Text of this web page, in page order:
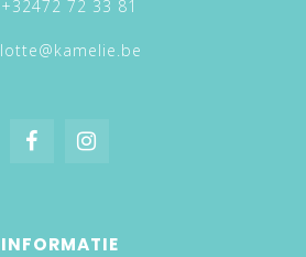
+32472 72 33 81
lotte@kamelie.be
INFORMATIE